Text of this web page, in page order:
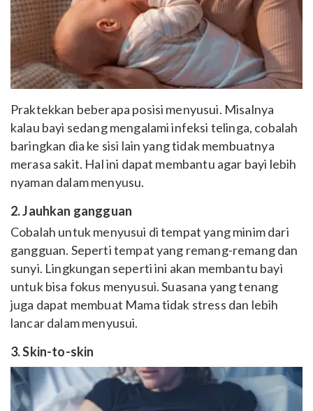
Praktekkan beberapa posisi menyusui. Misalnya
kalau bayi sedang mengalami infeksi telinga, cobalah
baringkan dia ke sisi lain yang tidak membuatnya
merasa sakit. Hal ini dapat membantu agar bayi lebih
nyaman dalam menyusu.
2. Jauhkan gangguan
Cobalah untuk menyusui di tempat yang minim dari
gangguan. Seperti tempat yang remang-remang dan
sunyi. Lingkungan seperti ini akan membantu bayi
untuk bisa fokus menyusui. Suasana yang tenang
juga dapat membuat Mama tidak stress dan lebih
lancar dalam menyusui.
3. Skin-to-skin